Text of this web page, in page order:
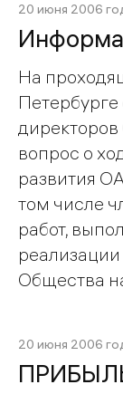
20 июня 2006
На
вопрос о
развития
том числе
работ,
Общества
20 июня 2006